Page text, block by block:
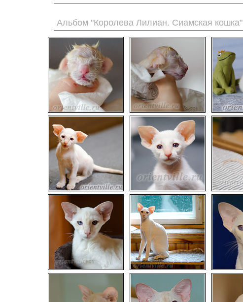
Альбом "Королева Лилиан. Сиамская кошка"